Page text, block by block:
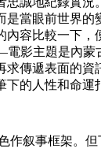
當眼前世界
容比較一下
影主題是內
傳遞表面的
的人性和命
叙事框架。